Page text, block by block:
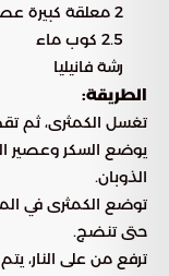
2 معلقة كبيرة عصير ليمون
2.5 كوب ماء
رشة فانيليا
الطريقة:
تغسل الكمثرى، ثم
يوضع السكر وعصير
الذوبان.
حتى تنضج.
ترفع من على النار،